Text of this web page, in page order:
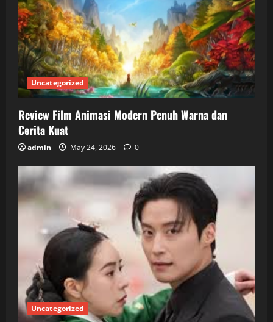
Uncategorized
Review Film Animasi Modern Penuh Warna dan
Cerita Kuat
admin May 24, 2026 0
Uncategorized